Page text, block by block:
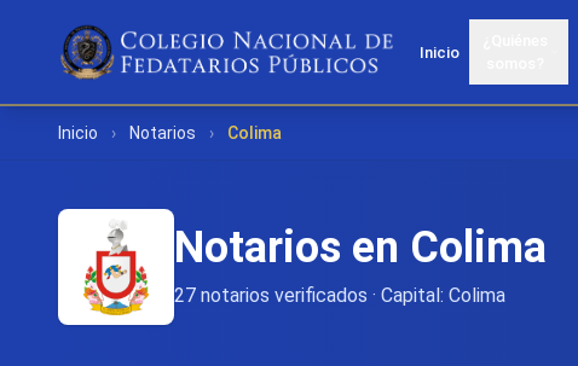
Inicio
Inicio › Notarios › Colima
Notarios en Colima
27 notarios verificados · Capital: Colima